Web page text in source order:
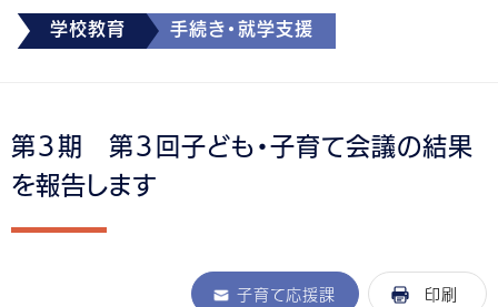
学校教育 手続き・就学支援
第３期 第３回子ども・子育て会議の結果
を報告します
子育て応援課 印刷